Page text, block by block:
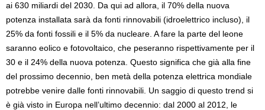
ai 630 miliardi del 2030. Da qui ad allora, il 70% della nuova
potenza installata sarà da fonti rinnovabili (idroelettrico incluso), il
25% da fonti fossili e il 5% da nucleare. A fare la parte del leone
saranno eolico e fotovoltaico, che peseranno rispettivamente per il
30 e il 24% della nuova potenza. Questo significa che già alla fine
del prossimo decennio, ben metà della potenza elettrica mondiale
potrebbe venire dalle fonti rinnovabili. Un saggio di questo trend si
è già visto in Europa nell’ultimo decennio: dal 2000 al 2012, le